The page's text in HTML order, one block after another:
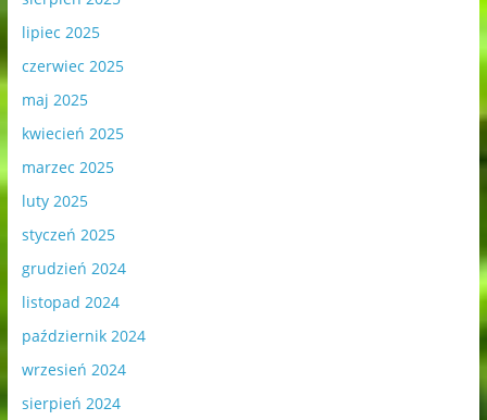
lipiec 2025
czerwiec 2025
maj 2025
kwiecień 2025
marzec 2025
luty 2025
styczeń 2025
grudzień 2024
listopad 2024
październik 2024
wrzesień 2024
sierpień 2024